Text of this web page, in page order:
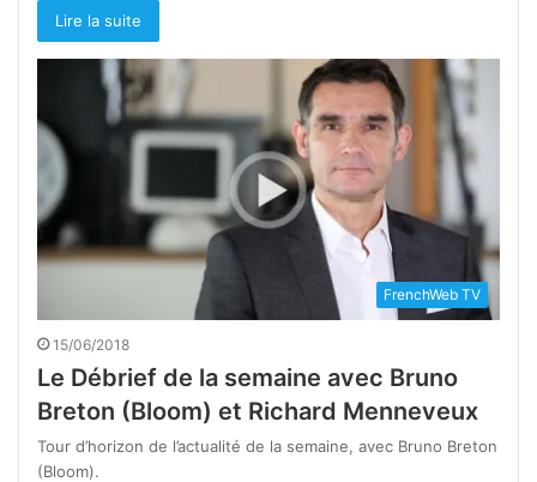
Lire la suite
FrenchWeb TV
15/06/2018
Le Débrief de la semaine avec Bruno
Breton (Bloom) et Richard Menneveux
Tour d’horizon de l’actualité de la semaine, avec Bruno Breton
(Bloom).